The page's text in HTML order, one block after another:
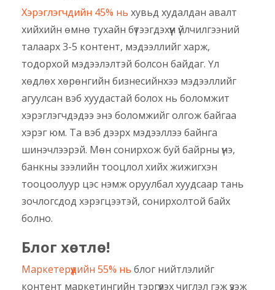
Хэрэглэгчдийн 45% нь хувьд худалдан авалт
хийхийн өмнө тухайн бүтээгдэхүүн үйлчилгээний
талаарх 3-5 контент, мэдээллийг харж,
тодорхой мэдээлэлтэй болсон байдаг. Үл
хөдлөх хөрөнгийн бизнесийнхээ мэдээллийг
агуулсан вэб хуудастай болох нь боломжит
хэрэглэгчдэдээ энэ боломжийг олгож байгаа
хэрэг юм. Та вэб дээрх мэдээллээ байнга
шинэчлээрэй. Мөн сонирхож буй байрны үнэ,
банкны зээлийн тооцлол хийх жижигхэн
тооцоолуур цэс нэмж оруулбал хуудсаар тань
зочлогсдод хэрэгцээтэй, сонирхолтой байх
болно.
Блог хөтлө!
Маркетерүүдийн 55% нь блог нийтлэлийг
контент маркетингийн тэргүүлэх чиглэл гэж үзэж